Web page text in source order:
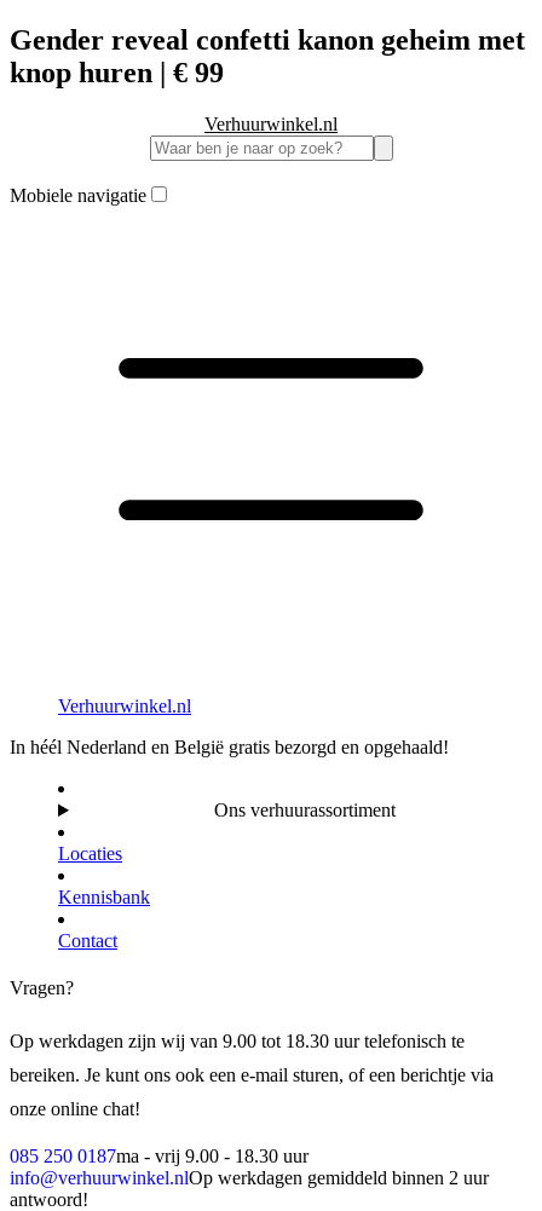
Gender reveal confetti kanon geheim met
knop huren | € 99
Verhuurwinkel.nl
Mobiele navigatie
Verhuurwinkel.nl
In héél Nederland en België gratis bezorgd en opgehaald!
Ons verhuurassortiment
Locaties
Kennisbank
Contact
Vragen?
Op werkdagen zijn wij van 9.00 tot 18.30 uur telefonisch te
bereiken. Je kunt ons ook een e-mail sturen, of een berichtje via
onze online chat!
085 250 0187ma - vrij 9.00 - 18.30 uur
info@verhuurwinkel.nlOp werkdagen gemiddeld binnen 2 uur
antwoord!